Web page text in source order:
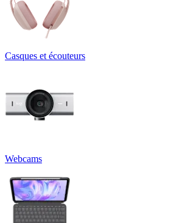
Casques et écouteurs
Webcams